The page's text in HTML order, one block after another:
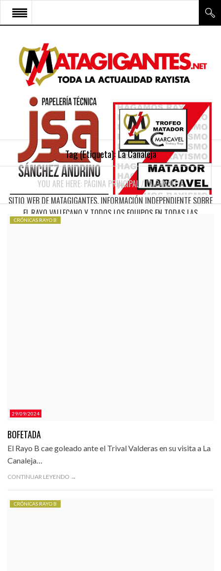
SITIO WEB DE MATAGIGANTES. INFORMACIÓN INDEPENDIENTE SOBRE
EL RAYO VALLECANO Y TODOS LOS EQUIPOS EN TODAS LAS
INICIO
RAYO VALLECANO
CANTERA Y ESCUELA FRV
RAYO FÉMINAS
MULTIMEDIA
FIRMAS
CONTACTO
Tag (Etiqueta):La Canaleja
YOU ARE HERE: PÁGINA PRINCIPAL /LA CANALEJA
29/09/2024
CRÓNICAS RAYO B
BOFETADA
El Rayo B cae goleado ante el Trival Valderas en su visita a La
Canaleja…
CONTINUAR LEYENDO →
CRÓNICAS RAYO B